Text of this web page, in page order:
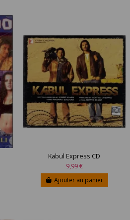
Kabul Express CD
9,99 €
Ajouter au panier